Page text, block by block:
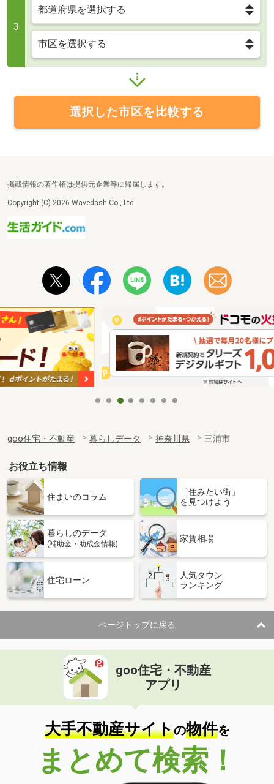
3
選択した市区を比較する
掲載情報の著作権は提供元企業等に帰属します。
Copyright:(C) 2026 Wavedash Co., Ltd.
goo住宅・不動産 暮らしデータ 神奈川県 三浦市
お役立ち情報
住まいのコラム
「住みたい街」
を見つけよう
暮らしのデータ
(補助金・助成金情報)
家賃相場
住宅ローン
人気タウン
ランキング
ページトップに戻る
goo住宅・不動産
アプリ
大手不動産サイトの物件を
まとめて検索！